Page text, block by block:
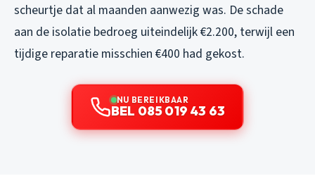
scheurtje dat al maanden aanwezig was. De schade
aan de isolatie bedroeg uiteindelijk €2.200, terwijl een
tijdige reparatie misschien €400 had gekost.
NU BEREIKBAAR
BEL 085 019 43 63